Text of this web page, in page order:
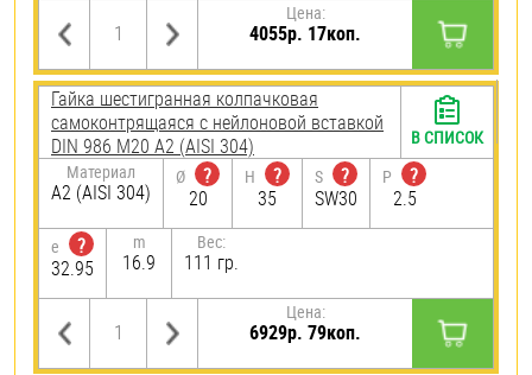
Цена:
4055р. 17коп.
Гайка шестигранная колпачковая
самоконтрящаяся с нейлоновой вставкой
DIN 986 М20 А2 (AISI 304)
Материал
А2 (AISI 304)
Ø
?
20
H
?
35
S
?
SW30
P
?
2.5
e
?
32.95
m
16.9
Вес:
111 гр.
Цена:
6929р. 79коп.
В СПИСОК